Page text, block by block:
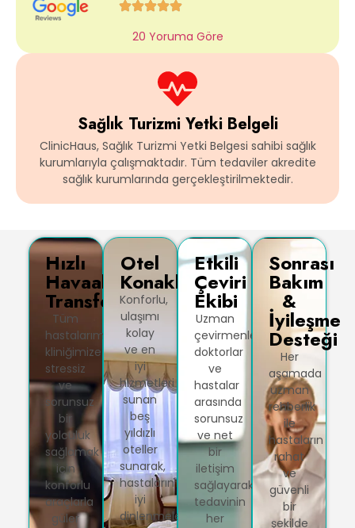
20 Yoruma Göre
Sağlık Turizmi Yetki Belgeli
ClinicHaus, Sağlık Turizmi Yetki Belgesi sahibi sağlık
kurumlarıyla çalışmaktadır. Tüm tedaviler akredite
sağlık kurumlarında gerçekleştirilmektedir.
Hızlı
Havaalanı
Transferleri
Tüm
hastalarımıza
kliniğimize
stressiz
ve
sorunsuz
bir
yolculuk
sağlamak
için
konforlu
araçlarla
güler
Otel
Konaklaması
Konforlu,
ulaşımı
kolay
ve en
iyi
hizmetleri
sunan
beş
yıldızlı
oteller
sunarak,
hastaların
iyi
dinlenmelerini
Etkili
Çeviri
Ekibi
Uzman
çevirmenlerimiz,
doktorlar
ve
hastalar
arasında
sorunsuz
ve net
bir
iletişim
sağlayarak
tedavinin
her
Sonrası
Bakım
&
İyileşme
Desteği
Her
aşamada
uzman
rehberlik
ile
hastaların
rahat
ve
güvenli
bir
şekilde